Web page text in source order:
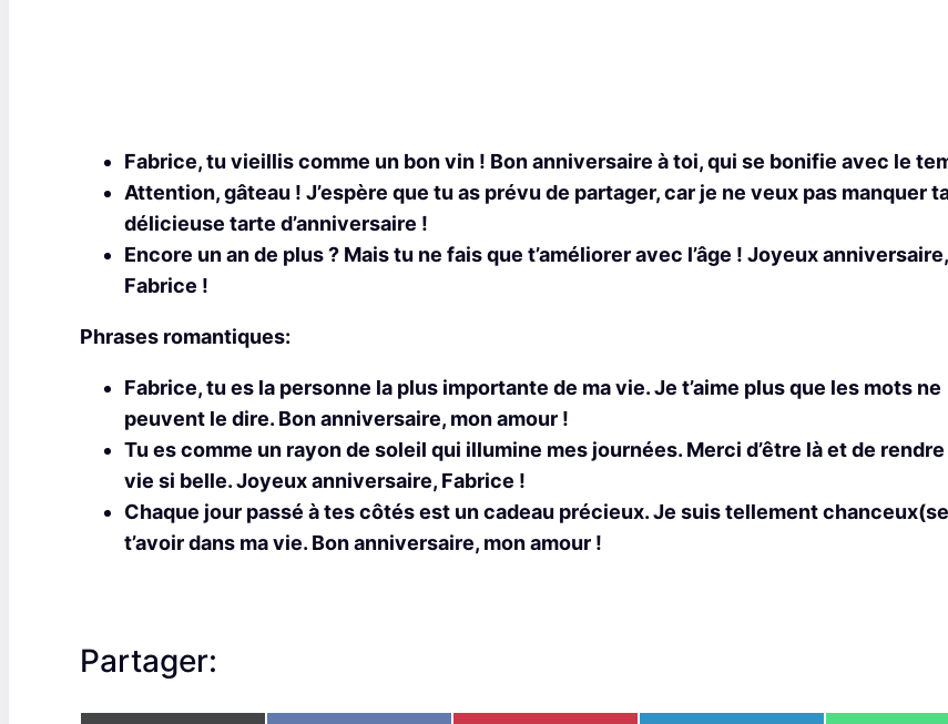
Fabrice, tu vieillis comme un bon vin ! Bon anniversaire à toi, qui se bonifie avec le
Attention, gâteau ! J’espère que tu as prévu de partager, car je ne veux pas manquer
délicieuse tarte d’anniversaire !
Encore un an de plus ? Mais tu ne fais que t’améliorer avec l’âge ! Joyeux anniversaire,
Fabrice !
Phrases romantiques:
Fabrice, tu es la personne la plus importante de ma vie. Je t’aime plus que les mots ne
peuvent le dire. Bon anniversaire, mon amour !
Tu es comme un rayon de soleil qui illumine mes journées. Merci d’être là et de rendre
vie si belle. Joyeux anniversaire, Fabrice !
Chaque jour passé à tes côtés est un cadeau précieux. Je suis tellement
t’avoir dans ma vie. Bon anniversaire, mon amour !
Partager: